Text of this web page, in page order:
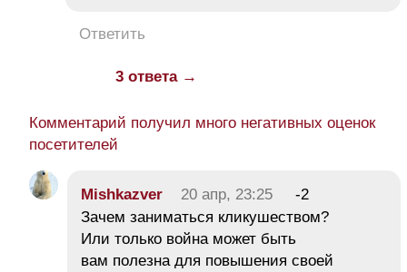
Ответить
3 ответа →
Комментарий получил много негативных оценок
посетителей
Mishkazver 20 апр, 23:25
-2
Зачем заниматься кликушеством?
Или только война может быть
вам полезна для повышения своей